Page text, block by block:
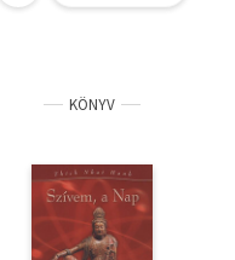
KÖNYV